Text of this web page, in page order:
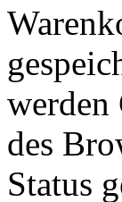
werden
des
Status